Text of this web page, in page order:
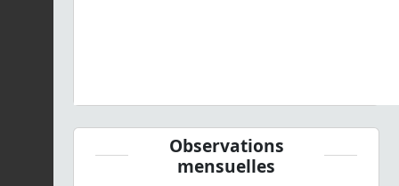
Observations
mensuelles